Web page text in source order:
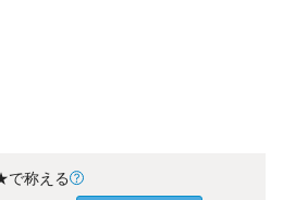
称える